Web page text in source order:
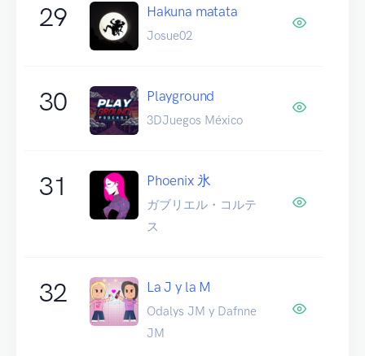
29 Hakuna matata
Josue02
30 Playground
3DJuegos México
31 Phoenix 氷
ガブリエル・コルテ
ス
32 La J y la M
Odalys JM y Dafnne
JM